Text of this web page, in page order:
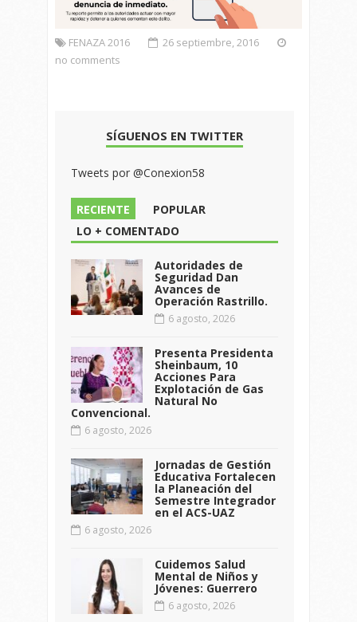
FENAZA 2016
26 septiembre, 2016
no comments
SÍGUENOS EN TWITTER
Tweets por @Conexion58
RECIENTE
POPULAR
LO + COMENTADO
Autoridades de
Seguridad Dan
Avances de
Operación Rastrillo.
6 agosto, 2026
Presenta Presidenta
Sheinbaum, 10
Acciones Para
Explotación de Gas
Natural No
Convencional.
6 agosto, 2026
Jornadas de Gestión
Educativa Fortalecen
la Planeación del
Semestre Integrador
en el ACS-UAZ
6 agosto, 2026
Cuidemos Salud
Mental de Niños y
Jóvenes: Guerrero
6 agosto, 2026